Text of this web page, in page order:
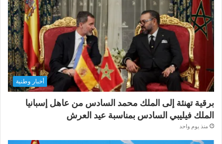
أخبار وطنية
برقية تهنئة إلى الملك محمد السادس من عاهل إسبانيا
الملك فيليبي السادس بمناسبة عيد العرش
منذ يوم واحد